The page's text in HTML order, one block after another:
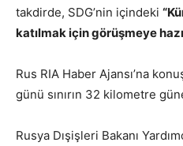
takdirde, SDG’nin içindeki
katılmak için görüşmeye
Rus RIA Haber Ajansı’na
günü sınırın 32 kilometre
Rusya Dışişleri Bakanı